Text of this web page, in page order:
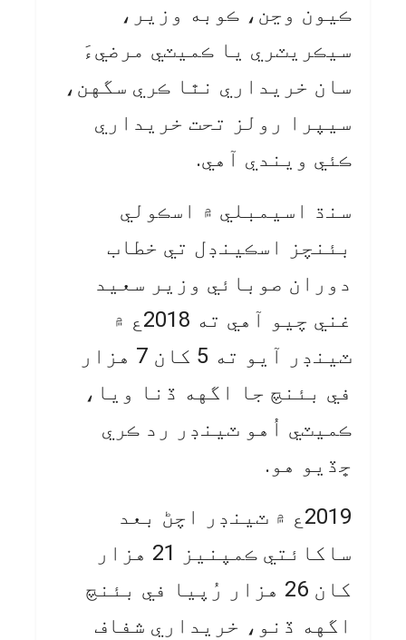
ڪيون وڃن، ڪوبه وزير،
سيڪريٽري يا ڪميٽي مرضيءَ
سان خريداري نٿا ڪري سگهن،
سيپرا رولز تحت خريداري
ڪئي ويندي آهي.
سنڌ اسيمبلي ۾ اسڪولي
بئنچز اسڪينڊل تي خطاب
دوران صوبائي وزير سعيد
غني چيو آهي ته 2018ع ۾
ٽينڊر آيو ته 5 کان 7 هزار
في بئنچ جا اگهه ڏنا ويا،
ڪميٽي اُهو ٽينڊر رد ڪري
ڇڏيو هو.
2019ع ۾ ٽينڊر اچڻ بعد
ساکائتي ڪمپنيز 21 هزار
کان 26 هزار رُپيا في بئنچ
اگهه ڏنو، خريداري شفاف